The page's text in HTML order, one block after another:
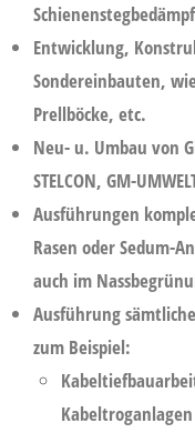
Entwicklung,
Sondereinbauten,
Prellböcke, etc.
Neu- u. Umbau von
STELCON, GM-
Ausführungen
Rasen oder Sedum-
auch im
Ausführung
zum Beispiel: